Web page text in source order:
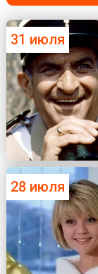
31 июля
28 июля